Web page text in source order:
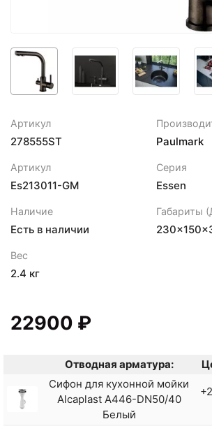
Артикул
278555ST Paulmark
Артикул
Es213011-GM
Серия
Essen
Наличие
Есть в наличии
Габариты
Вес
2.4 кг
22900 ₽
Отводная арматура:
Сифон для кухонной мойки
Alcaplast A446-DN50/40
Белый